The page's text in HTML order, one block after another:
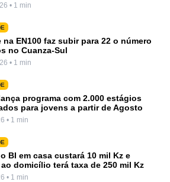
• 1 min
na EN100 faz subir para 22 o número
no Cuanza-Sul
• 1 min
programa com 2.000 estágios
para jovens a partir de Agosto
• 1 min
BI em casa custará 10 mil Kz e
domicílio terá taxa de 250 mil Kz
• 1 min